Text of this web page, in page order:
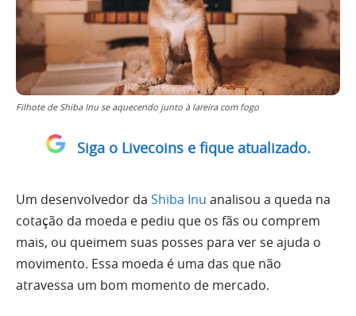
Filhote de Shiba Inu se aquecendo junto à lareira com fogo
Siga o Livecoins e fique atualizado.
Um desenvolvedor da Shiba Inu analisou a queda na
cotação da moeda e pediu que os fãs ou comprem
mais, ou queimem suas posses para ver se ajuda o
movimento. Essa moeda é uma das que não
atravessa um bom momento de mercado.